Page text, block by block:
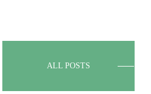
ALL POSTS